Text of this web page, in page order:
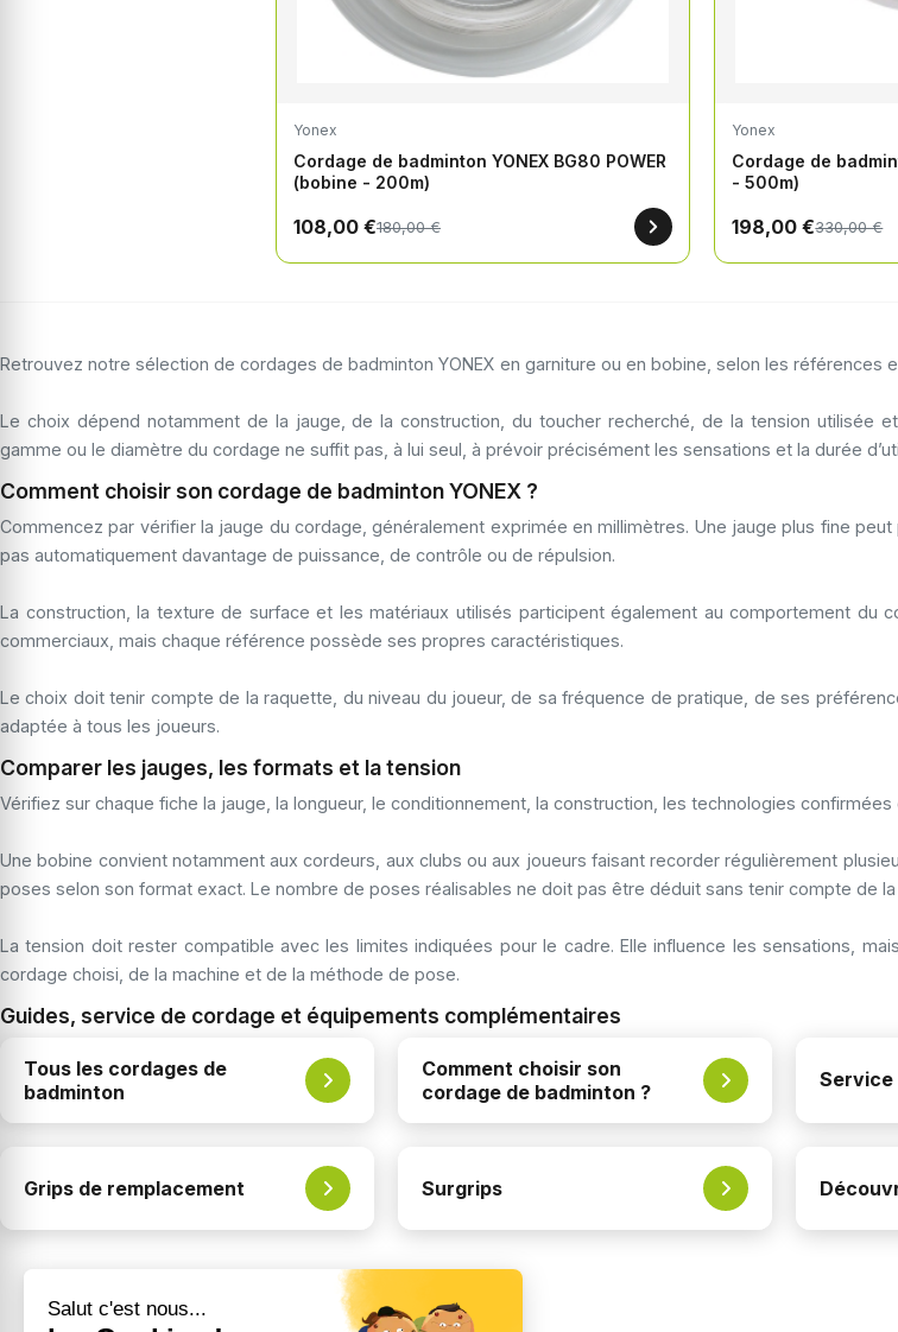
Yonex
Cordage de badminton YONEX BG80 POWER
(bobine - 200m)
108,00 €180,00 €
Yonex
Cordage de
- 500m)
198,00 €330,00 €
Retrouvez notre sélection de cordages de badminton YONEX en garniture ou en bobine, selon les références
Le choix dépend notamment de la jauge, de la construction, du toucher recherché, de la tension utilisée
gamme ou le diamètre du cordage ne suffit pas, à lui seul, à prévoir précisément les sensations et la durée
Comment choisir son cordage de badminton YONEX ?
Commencez par vérifier la jauge du cordage, généralement exprimée en millimètres. Une jauge plus fine
pas automatiquement davantage de puissance, de contrôle ou de répulsion.
La construction, la texture de surface et les matériaux utilisés participent également au comportement du
commerciaux, mais chaque référence possède ses propres caractéristiques.
Le choix doit tenir compte de la raquette, du niveau du joueur, de sa fréquence de pratique, de ses
adaptée à tous les joueurs.
Comparer les jauges, les formats et la tension
Vérifiez sur chaque fiche la jauge, la longueur, le conditionnement, la construction, les technologies
Une bobine convient notamment aux cordeurs, aux clubs ou aux joueurs faisant recorder régulièrement
poses selon son format exact. Le nombre de poses réalisables ne doit pas être déduit sans tenir compte de
La tension doit rester compatible avec les limites indiquées pour le cadre. Elle influence les sensations,
cordage choisi, de la machine et de la méthode de pose.
Guides, service de cordage et équipements complémentaires
Tous les cordages de
badminton
Comment choisir son
cordage de badminton ?
Service
Grips de remplacement Surgrips